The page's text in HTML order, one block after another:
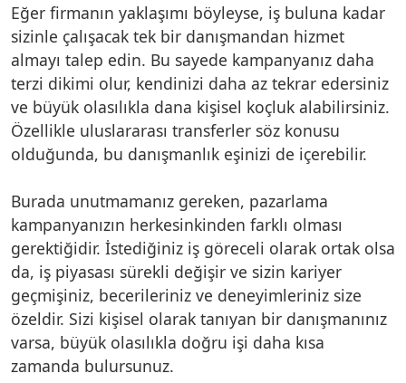
Eğer firmanın yaklaşımı böyleyse, iş buluna kadar
sizinle çalışacak tek bir danışmandan hizmet
almayı talep edin. Bu sayede kampanyanız daha
terzi dikimi olur, kendinizi daha az tekrar edersiniz
ve büyük olasılıkla dana kişisel koçluk alabilirsiniz.
Özellikle uluslararası transferler söz konusu
olduğunda, bu danışmanlık eşinizi de içerebilir.
Burada unutmamanız gereken, pazarlama
kampanyanızın herkesinkinden farklı olması
gerektiğidir. İstediğiniz iş göreceli olarak ortak olsa
da, iş piyasası sürekli değişir ve sizin kariyer
geçmişiniz, becerileriniz ve deneyimleriniz size
özeldir. Sizi kişisel olarak tanıyan bir danışmanınız
varsa, büyük olasılıkla doğru işi daha kısa
zamanda bulursunuz.